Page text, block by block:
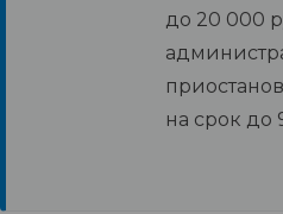
до 20 000
на срок до